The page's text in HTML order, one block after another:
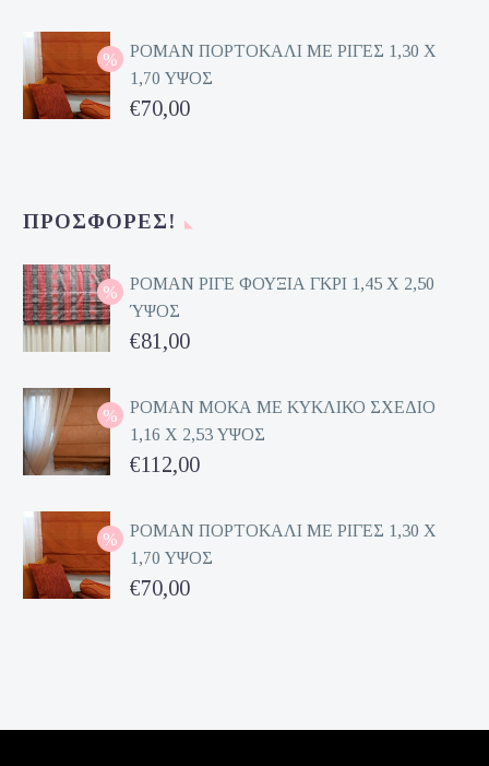
was:
€224,00.
τρέχουσα
τιμή
είναι:
ΡΟΜΑΝ ΠΟΡΤΟΚΑΛΙ ΜΕ ΡΙΓΕΣ 1,30 Χ
1,70 ΥΨΟΣ
Original
€70,00
ΠΡΟΣΦΟΡΈΣ!
ΡΟΜΑΝ ΡΙΓΕ ΦΟΥΞΙΑ ΓΚΡΙ 1,45 Χ 2,50
ΎΨΟΣ
Original
was:
€162,00.
€81,00
τρέχουσα
τιμή
είναι:
ΡΟΜΑΝ ΜΟΚΑ ΜΕ ΚΥΚΛΙΚΟ ΣΧΕΔΙΟ
1,16 Χ 2,53 ΥΨΟΣ
Original
was:
€224,00.
€112,00
τρέχουσα
τιμή
είναι:
ΡΟΜΑΝ ΠΟΡΤΟΚΑΛΙ ΜΕ ΡΙΓΕΣ 1,30 Χ
1,70 ΥΨΟΣ
Original
€70,00